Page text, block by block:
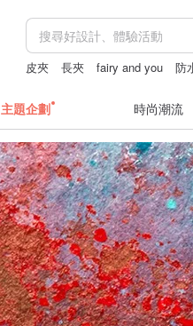
皮夾 長夾 fairy and you 防
主題企劃 時尚潮流